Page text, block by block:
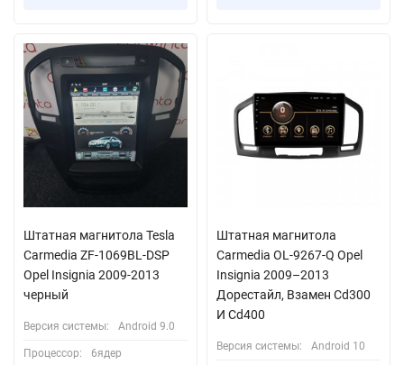
Штатная магнитола Tesla
Carmedia ZF-1069BL-DSP
Opel Insignia 2009-2013
черный
Версия системы: Android 9.0
Процессор: 6ядер
Штатная магнитола
Carmedia OL-9267-Q Opel
Insignia 2009–2013
Дорестайл, Взамен Cd300
И Cd400
Версия системы: Android 10